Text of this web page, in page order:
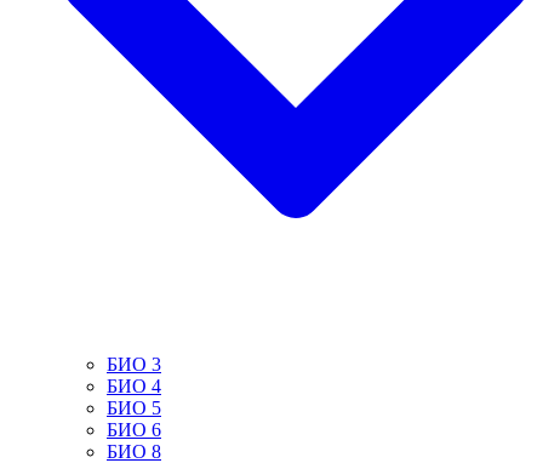
БИО 3
БИО 4
БИО 5
БИО 6
БИО 8